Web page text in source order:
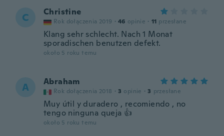
C Christine
Rok dołączenia 2019 · 46 opinie · 11 przesłane
Klang sehr schlecht. Nach 1 Monat
sporadischen benutzen defekt.
około 5 roku temu
A Abraham
Rok dołączenia 2018 · 3 opinie · 3 przesłane
Muy útil y duradero , recomiendo , no
tengo ninguna queja 👍
około 5 roku temu